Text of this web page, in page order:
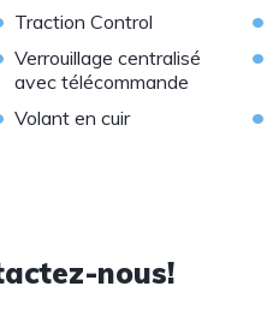
Traction Control •
Verrouillage centralisé
avec télécommande
•
Volant en cuir •
nous!